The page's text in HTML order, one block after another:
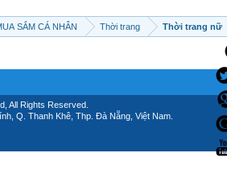
SẮM CÁ NHÂN Thời trang Thời trang nữ
All Rights Reserved.
Q. Thanh Khê, Thp. Đà Nẵng, Việt Nam.